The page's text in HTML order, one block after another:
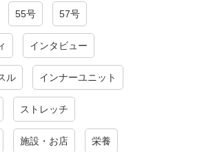
55号 57号
インタビュー
ル インナーユニット
ストレッチ
施設・お店 栄養